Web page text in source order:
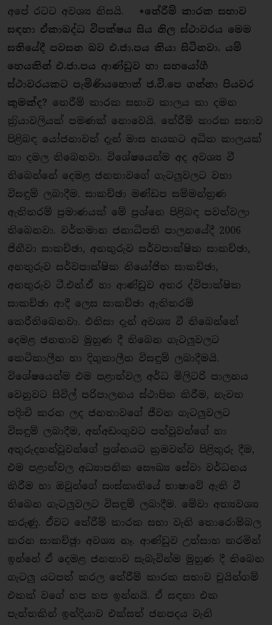
අපේ රටට අවශ්‍ය නිසයි. ⋆තේරීම් කාරක සභාව
සඳහා ඒකාබද්ධ විපක්ෂය සිය නිල ස්ථාවරය මෙම
සතියේදී පවසන බව එ.ජා.පය කියා සිටිනවා. යම්
හෙයකින් එ.ජා.පය ආණ්ඩුව හා සහයෝගී
ස්ථාවරයකට පැමිණියහොත් ජ.වි.පෙ ගන්නා පියවර
කුමක්ද? තෙරීම් කාරක සභාව කාලය කා දමන
ක‍්‍රියාවලියක් පමණක් නොවෙයි. තේරීම් කාරක සභාව
පිළිබඳ යෝජනාවත් දැන් මාස හයකට අධික කාලයක්
කා දමල තිබෙනවා. විශේෂයෙන්ම අද අවශ්‍ය වී
තිබෙන්නේ දෙමළ ජනතාවගේ ගැටලුවලට වහා
විසඳුම් ලබාදීම. සාකච්ඡා මණ්ඩප සම්මන්ත‍්‍රණ
ඇතිතරම් ප‍්‍රමාණයක් මේ ප‍්‍රශ්නෙ පිළිබඳ පවත්වලා
තිබෙනවා. වර්තමාන ජනාධිපති පාලනයේදී 2006
ජිනීවා සාකච්ඡා, අනතුරුව සර්වපාක්ෂික සාකච්ඡා,
අනතුරුව සර්වපාක්ෂික නියෝජිත සාකච්ඡා,
අනතුරුව ටී.එන්.ඒ හා ආණ්ඩුව අතර ද්විපාක්ෂික
සාකච්ඡා ආදී ලෙස සාකච්ඡා ඇතිතරම්
කෙරීතිබෙනවා. එනිසා දැන් අවශ්‍ය වී තිබෙන්නේ
දෙමළ ජනතාව මුහුණ දී තිබෙන ගැටලුවලට
කෙටිකාලීන හා දිගුකාලීන විසඳුම් ලබාදීමයි.
විශේෂයෙන්ම එම පළාත්වල අර්ධ මිලිටරි පාලනය
වෙනුවට සිවිල් පරිපාලනය ස්ථාපිත කිරීම, නැවත
පදිංචි කරන ලද ජනතාවගේ ජීවන ගැටලුවලට
විසඳුම් ලබාදීම, අත්අඩංගුවට පත්වූවන්ගේ හා
අතුරුදහන්වූවන්ගේ ප‍්‍රශ්නයට ක‍්‍රමවත්ව පිළිතුරු දීම,
එම පළාත්වල අධ්‍යාපනික සෞඛ්‍ය සේවා වර්ධනය
කිරීම හා ඔවුන්ගේ සංස්කෘතියේ භාෂාවේ ඇති වී
තිබෙන ගැටලුවලට විසඳුම් ලබාදීම. මේවා අත්‍යවශ්‍ය
කරුණු. ඒවට තේරීම් කාරක සභා වැනි තොරොම්බල
කරන සාකච්ඡුා අවශ්‍ය නෑ. ආණ්ඩුව උත්සාහ කරමින්
ඉන්නේ ඒ දෙමළ ජනතාව සැබැවින්ම මුහුණ දී තිබෙන
ගැටලු යටපත් කරල තේරීම් කාරක සභාව චුයින්ගම්
එකක් වගේ හප හප ඉන්නයි. ඒ සඳහා එක
පැත්තකින් ඉන්දියාව එක්සත් ජනපදය වැනි